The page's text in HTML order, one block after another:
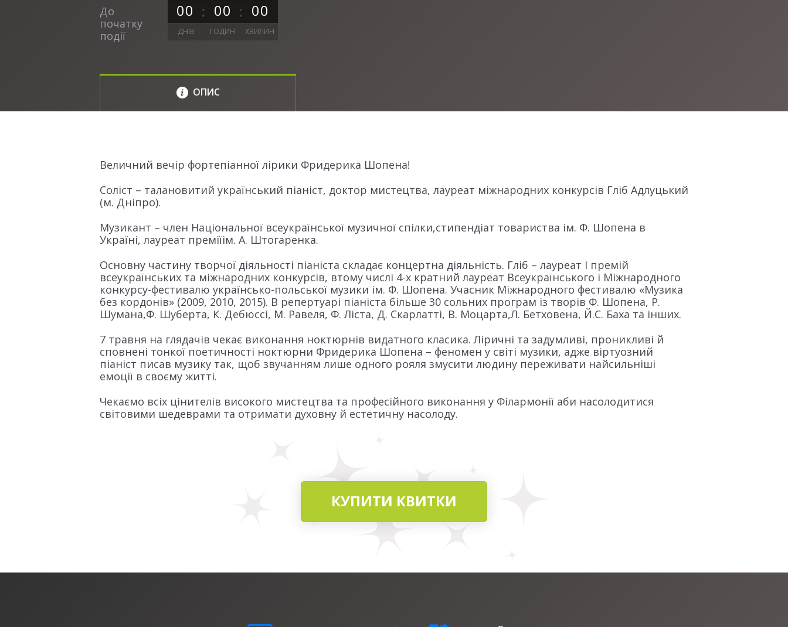
До
початку
події
00 00 00
ДНІВ ГОДИН ХВИЛИН
ОПИС
Величний вечір фортепіанної лірики Фридерика Шопена!
Соліст – талановитий український піаніст, доктор мистецтва, лауреат міжнародних конкурсів Гліб Адлуцький
(м. Дніпро).
Музикант – член Національної всеукраїнської музичної спілки,стипендіат товариства ім. Ф. Шопена в
Україні, лауреат преміїім. А. Штогаренка.
Основну частину творчої діяльності піаніста складає концертна діяльність. Гліб – лауреат I премій
всеукраїнських та міжнародних конкурсів, втому числі 4-х кратний лауреат Всеукраїнського і Міжнародного
конкурсу-фестивалю українсько-польської музики ім. Ф. Шопена. Учасник Міжнародного фестивалю «Музика
без кордонів» (2009, 2010, 2015). В репертуарі піаніста більше 30 сольних програм із творів Ф. Шопена, Р.
Шумана,Ф. Шуберта, К. Дебюссі, М. Равеля, Ф. Ліста, Д. Скарлатті, В. Моцарта,Л. Бетховена, Й.С. Баха та інших.
7 травня на глядачів чекає виконання ноктюрнів видатного класика. Ліричні та задумливі, проникливі й
сповнені тонкої поетичності ноктюрни Фридерика Шопена – феномен у світі музики, адже віртуозний
піаніст писав музику так, щоб звучанням лише одного рояля змусити людину переживати найсильніші
емоції в своєму житті.
Чекаємо всіх цінителів високого мистецтва та професійного виконання у Філармонії аби насолодитися
світовими шедеврами та отримати духовну й естетичну насолоду.
КУПИТИ КВИТКИ